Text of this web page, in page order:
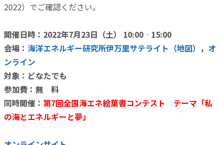
2022）でご確認ください。
開催日時：2022年7月23日（土） 10:00‐15:00
会場： 海洋エネルギー研究所伊万里サテライト（地図） ， オ
ンライン
対象：どなたでも
参加費：無 料
同時開催： 第7回全国海エネ絵葉書コンテスト テーマ「私
の海とエネルギーと夢」